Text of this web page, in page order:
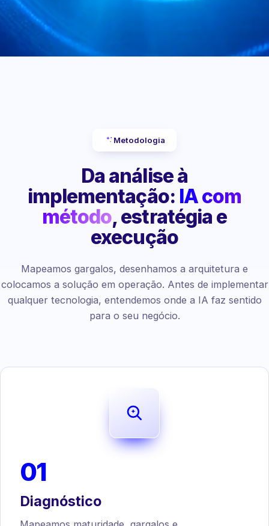
Metodologia
Da análise à
implementação: IA com
método, estratégia e
execução
Mapeamos gargalos, desenhamos a arquitetura e
colocamos a solução em operação. Antes de implementar
qualquer tecnologia, entendemos onde a IA faz sentido
para o seu negócio.
01
Diagnóstico